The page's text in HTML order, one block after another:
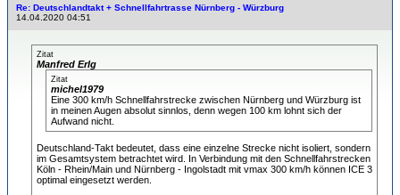
Re: Deutschlandtakt + Schnellfahrtrasse Nürnberg - Würzburg
14.04.2020 04:51
Zitat
Manfred Erlg
Zitat
michel1979
Eine 300 km/h Schnellfahrstrecke zwischen Nürnberg und Würzburg ist
in meinen Augen absolut sinnlos, denn wegen 100 km lohnt sich der
Aufwand nicht.
Deutschland-Takt bedeutet, dass eine einzelne Strecke nicht isoliert, sondern
im Gesamtsystem betrachtet wird. In Verbindung mit den Schnellfahrstrecken
Köln - Rhein/Main und Nürnberg - Ingolstadt mit vmax 300 km/h können ICE 3
optimal eingesetzt werden.